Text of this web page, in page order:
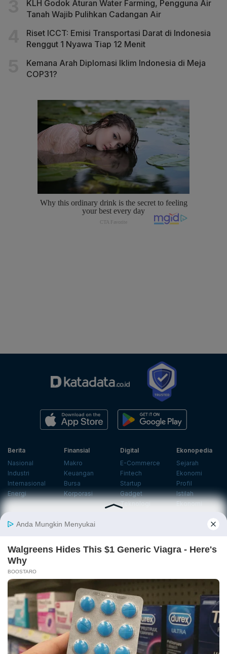
KLH Godok Aturan Water Farming, Pengguna Air
Tanah Wajib Pulihkan Cadangan Air
Riset ICCT: Emisi Transportasi Darat di Indonesia
Renggut 1 Nyawa Tiap 12 Menit
Kemana Arah Diplomasi Iklim Indonesia di Meja
COP31?
Berita
Nasional
Industri
Internasional
Energi
Finansial
Makro
Keuangan
Bursa
Korporasi
Digital
E-Commerce
Fintech
Startup
Gadget
Teknologi
Ekonopedia
Sejarah
Ekonomi
Profil
Istilah
Ekonomi
Hijau
Ekonomi
Sirkular
Investasi
Hijau
Data
Analisis
Opini
Katalogue
Info
Indeks
Insight
Center
Databoks